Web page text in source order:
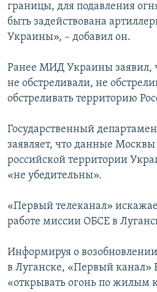
границы, для подавления
быть задействована
Украины», – добавил он.
Ранее МИД Украины заявил,
не обстреливали, не
обстреливать территорию
Государственный
заявляет, что данные Москвы
российской территории
«не убедительны».
«Первый телеканал»
работе миссии ОБСЕ в
Информируя о
в Луганске, «Первый канал»
«открывать огонь по жилым